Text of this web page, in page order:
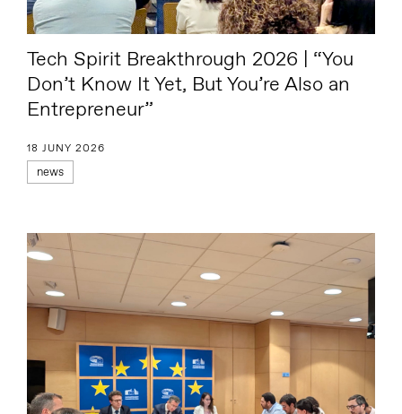
Tech Spirit Breakthrough 2026 | “You
Don’t Know It Yet, But You’re Also an
Entrepreneur”
18 JUNY 2026
news